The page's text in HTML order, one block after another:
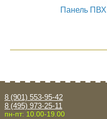
Панель
8 (901) 553-95-42
8 (495) 973-25-11
пн-пт: 10.00-19.00